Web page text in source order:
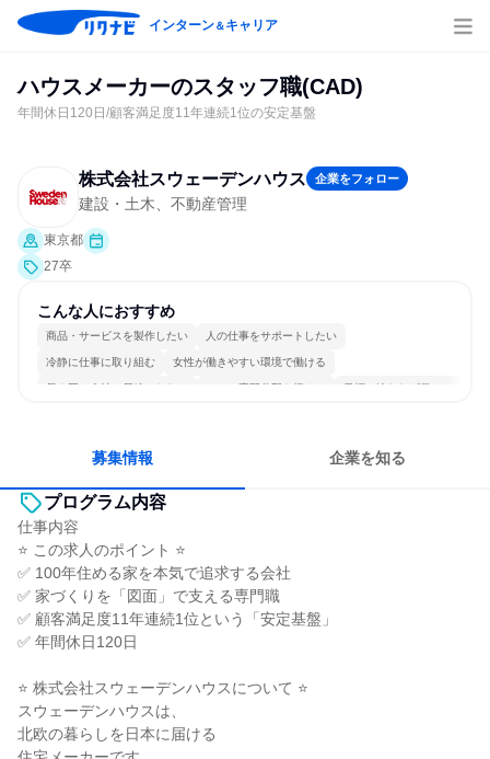
インターン＆キャリア
ハウスメーカーのスタッフ職(CAD)
年間休日120日/顧客満足度11年連続1位の安定基盤
株式会社スウェーデンハウス 企業をフォロー
建設・土木、不動産管理
東京都
27卒
こんな人におすすめ
商品・サービスを製作したい 人の仕事をサポートしたい
冷静に仕事に取り組む 女性が働きやすい環境で働ける
長く同じ会社に居続けられる 一つの専門分野を極める 目標に追われず働ける
募集情報 企業を知る
プログラム内容
仕事内容
⭐ この求人のポイント ⭐
✅ 100年住める家を本気で追求する会社
✅ 家づくりを「図面」で支える専門職
✅ 顧客満足度11年連続1位という「安定基盤」
✅ 年間休日120日
⭐ 株式会社スウェーデンハウスについて ⭐
スウェーデンハウスは、
北欧の暮らしを日本に届ける